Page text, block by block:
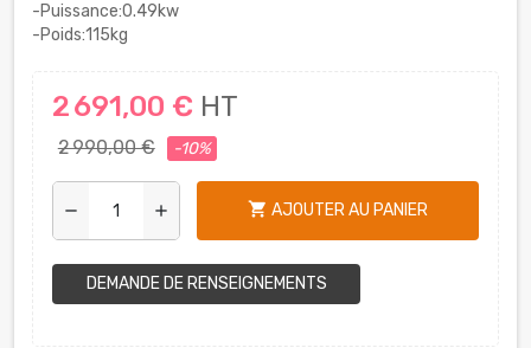
-Puissance:0.49kw
-Poids:115kg
2 691,00 € HT
2 990,00 € -10%
remove add shopping_cart AJOUTER AU PANIER
DEMANDE DE RENSEIGNEMENTS